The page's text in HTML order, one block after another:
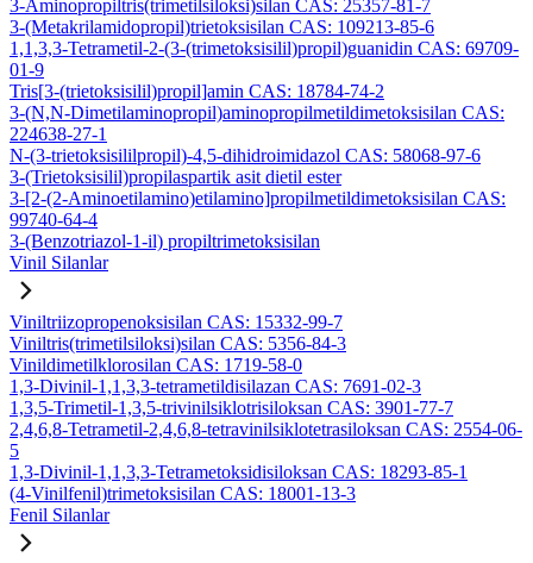
3-Aminopropiltris(trimetilsiloksi)silan CAS: 25357-81-7
3-(Metakrilamidopropil)trietoksisilan CAS: 109213-85-6
1,1,3,3-Tetrametil-2-(3-(trimetoksisilil)propil)guanidin CAS: 69709-
01-9
Tris[3-(trietoksisilil)propil]amin CAS: 18784-74-2
3-(N,N-Dimetilaminopropil)aminopropilmetildimetoksisilan CAS:
224638-27-1
N-(3-trietoksisililpropil)-4,5-dihidroimidazol CAS: 58068-97-6
3-(Trietoksisilil)propilaspartik asit dietil ester
3-[2-(2-Aminoetilamino)etilamino]propilmetildimetoksisilan CAS:
99740-64-4
3-(Benzotriazol-1-il) propiltrimetoksisilan
Vinil Silanlar
Viniltriizopropenoksisilan CAS: 15332-99-7
Viniltris(trimetilsiloksi)silan CAS: 5356-84-3
Vinildimetilklorosilan CAS: 1719-58-0
1,3-Divinil-1,1,3,3-tetrametildisilazan CAS: 7691-02-3
1,3,5-Trimetil-1,3,5-trivinilsiklotrisiloksan CAS: 3901-77-7
2,4,6,8-Tetrametil-2,4,6,8-tetravinilsiklotetrasiloksan CAS: 2554-06-
5
1,3-Divinil-1,1,3,3-Tetrametoksidisiloksan CAS: 18293-85-1
(4-Vinilfenil)trimetoksisilan CAS: 18001-13-3
Fenil Silanlar